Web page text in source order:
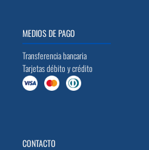
MEDIOS DE PAGO
Transferencia bancaria
Tarjetas débito y crédito
CONTACTO